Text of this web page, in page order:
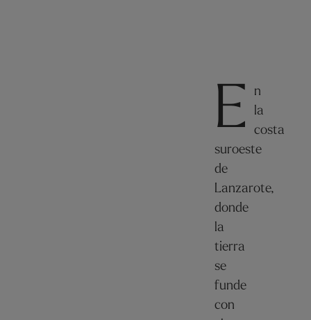
E
n
la
costa
suroeste
de
Lanzarote,
donde
la
tierra
se
funde
con